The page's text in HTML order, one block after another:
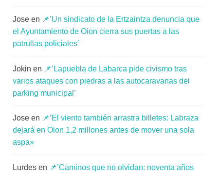
Jose en 📌’Un sindicato de la Ertzaintza denuncia que
el Ayuntamiento de Oion cierra sus puertas a las
patrullas policiales’
Jokin en 📌’Lapuebla de Labarca pide civismo tras
varios ataques con piedras a las autocaravanas del
parking municipal’
Jose en 📌’El viento también arrastra billetes: Labraza
dejará en Oion 1,2 millones antes de mover una sola
aspa»
Lurdes en 📌’Caminos que no olvidan: noventa años